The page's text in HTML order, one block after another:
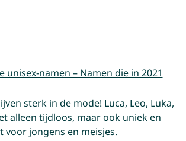
unisex-namen – Namen die in 2021
sterk in de mode! Luca, Leo, Luka,
alleen tijdloos, maar ook uniek en
voor jongens en meisjes.